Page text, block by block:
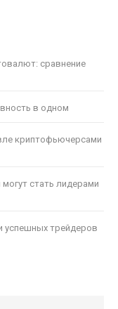
сравнение
в одном
криптофьючерсами
стать лидерами
успешных трейдеров